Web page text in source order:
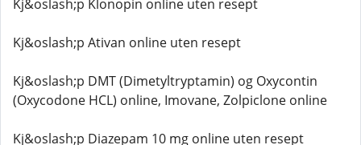
Kj&oslash;p Klonopin online uten resept
Kj&oslash;p Ativan online uten resept
Kj&oslash;p DMT (Dimetyltryptamin) og Oxycontin
(Oxycodone HCL) online, Imovane, Zolpiclone online
Kj&oslash;p Diazepam 10 mg online uten resept